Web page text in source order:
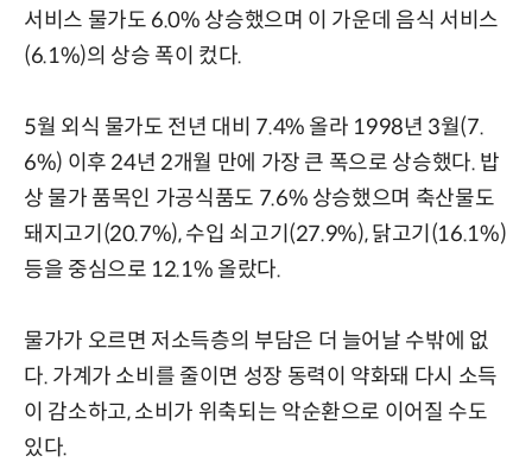
서비스 물가도 6.0% 상승했으며 이 가운데 음식 서비스
(6.1%)의 상승 폭이 컸다.
5월 외식 물가도 전년 대비 7.4% 올라 1998년 3월(7.
6%) 이후 24년 2개월 만에 가장 큰 폭으로 상승했다. 밥
상 물가 품목인 가공식품도 7.6% 상승했으며 축산물도
돼지고기(20.7%), 수입 쇠고기(27.9%), 닭고기(16.1%)
등을 중심으로 12.1% 올랐다.
물가가 오르면 저소득층의 부담은 더 늘어날 수밖에 없
다. 가계가 소비를 줄이면 성장 동력이 약화돼 다시 소득
이 감소하고, 소비가 위축되는 악순환으로 이어질 수도
있다.